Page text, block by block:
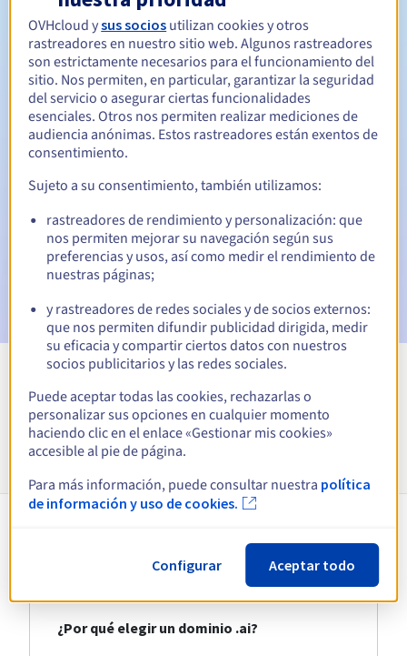
Período de redención 30 días
Notificaciones automáticas:
Emails de aviso:60, 30, 15, 7 y 3 días antes de la fecha de
vencimiento
Email el día del vencimientopara notificar la suspensión
del nombre de dominio
Email tras el Redemption Grace Period
Ver todas las extensiones
Información sobre .ai
Comprar un dominio .ai
¿Por qué elegir un dominio .ai?
OVHcloud ysus socios utilizan cookies y otros
rastreadores en nuestro sitio web. Algunos rastreadores
son estrictamente necesarios para el funcionamiento del
sitio. Nos permiten, en particular, garantizar la seguridad
del servicio o asegurar ciertas funcionalidades
esenciales. Otros nos permiten realizar mediciones de
audiencia anónimas. Estos rastreadores están exentos de
consentimiento.
Sujeto a su consentimiento, también utilizamos:
rastreadores de rendimiento y personalización: que
nos permiten mejorar su navegación según sus
preferencias y usos, así como medir el rendimiento de
nuestras páginas;
y rastreadores de redes sociales y de socios externos:
que nos permiten difundir publicidad dirigida, medir
su eficacia y compartir ciertos datos con nuestros
socios publicitarios y las redes sociales.
Puede aceptar todas las cookies, rechazarlas o
personalizar sus opciones en cualquier momento
haciendo clic en el enlace «Gestionar mis cookies»
accesible al pie de página.
Para más información, puede consultar nuestra política
de información y uso de cookies.
Configurar Aceptar todo